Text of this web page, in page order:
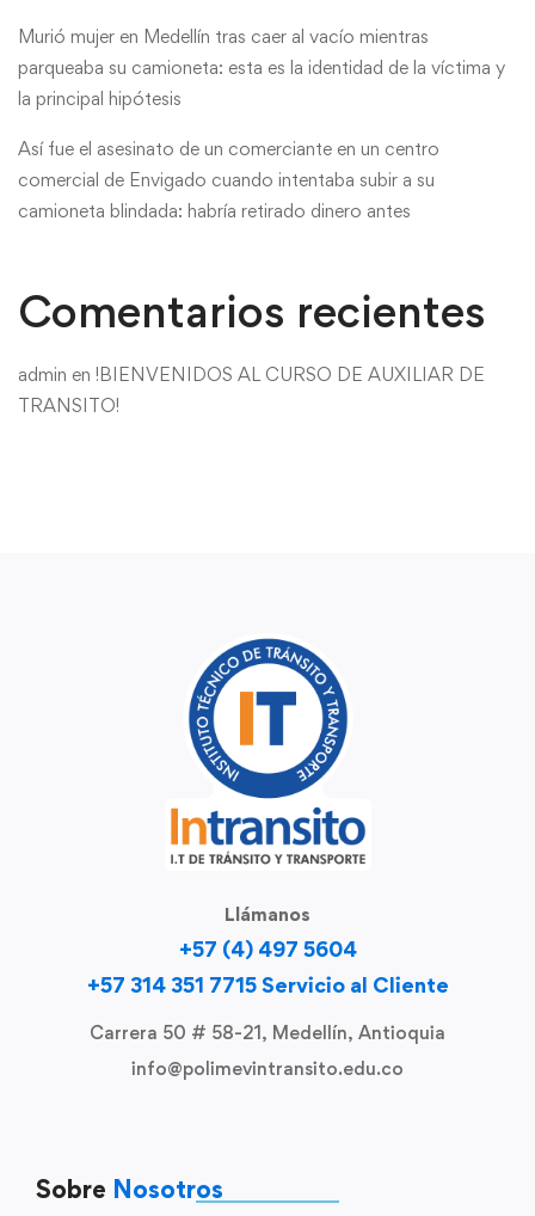
Murió mujer en Medellín tras caer al vacío mientras
parqueaba su camioneta: esta es la identidad de la víctima y
la principal hipótesis
Así fue el asesinato de un comerciante en un centro
comercial de Envigado cuando intentaba subir a su
camioneta blindada: habría retirado dinero antes
Comentarios recientes
admin en !BIENVENIDOS AL CURSO DE AUXILIAR DE
TRANSITO!
Llámanos
+57 (4) 497 5604
+57 314 351 7715 Servicio al Cliente
Carrera 50 # 58-21, Medellín, Antioquia
info@polimevintransito.edu.co
Sobre Nosotros